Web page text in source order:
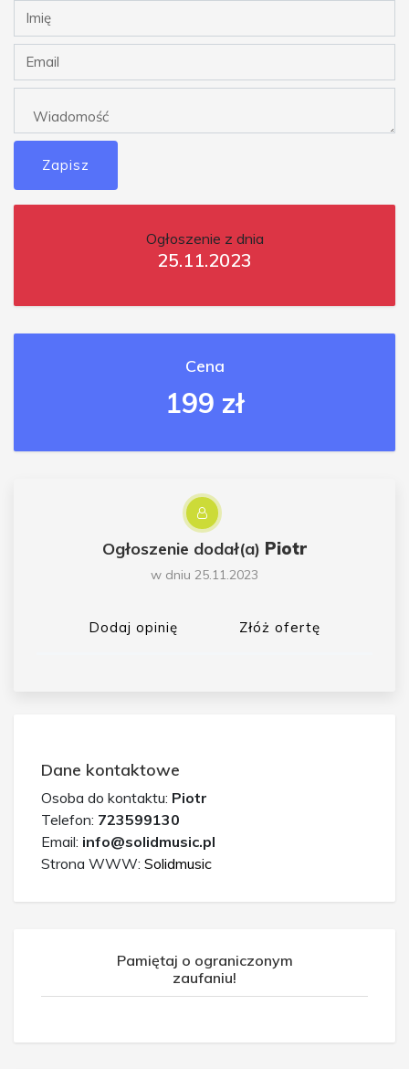
Zapisz
Ogłoszenie z dnia
25.11.2023
Cena
199 zł
Ogłoszenie dodał(a) Piotr
w dniu 25.11.2023
Dodaj opinię Złóż ofertę
Dane kontaktowe
Osoba do kontaktu: Piotr
Telefon: 723599130
Email: info@solidmusic.pl
Strona WWW: Solidmusic
Pamiętaj o ograniczonym
zaufaniu!